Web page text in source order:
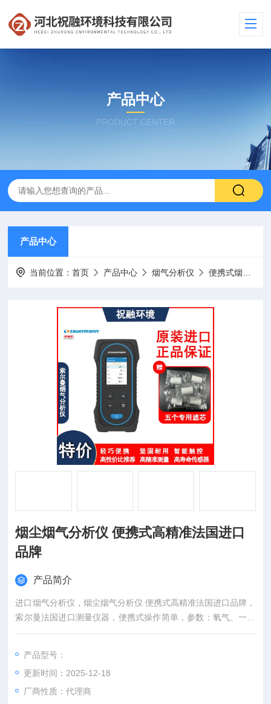
产品中心
PRODUCT CENTER
产品中心
当前位置：首页 产品中心 烟气分析仪 便携式烟气分析仪
烟尘烟气分析仪 便携式高精准法国进口
品牌
产品简介
进口烟气分析仪，烟尘烟气分析仪 便携式高精准法国进口品牌，
索尔曼法国进口测量仪器，便携式操作简单，参数：氧气、一氧
化碳、二氧化碳，Si-CA 030一氧化碳烟气分析仪为工程师检查
机 App, 可自动生成数据和图表报告。可用于冷凝壁挂炉及小型
燃烧设备的调试和检测。
产品型号：
更新时间：2025-12-18
厂商性质：代理商